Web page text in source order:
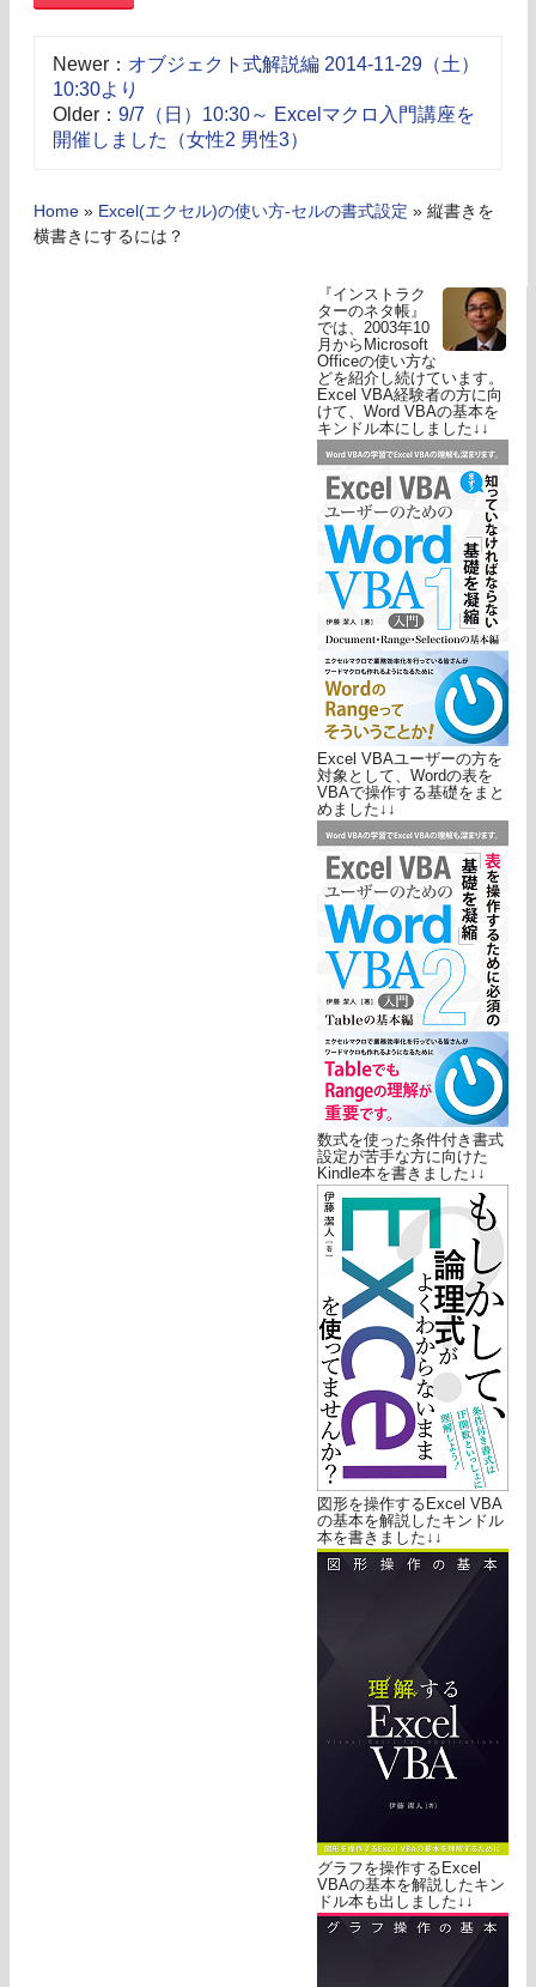
Newer： オブジェクト式解説編 2014-11-29（土）
10:30より
Older： 9/7（日）10:30～ Excelマクロ入門講座を
開催しました（女性2 男性3）
Home » Excel(エクセル)の使い方-セルの書式設定 » 縦書きを
横書きにするには？
『インストラク
ターのネタ帳』
では、2003年10
月からMicrosoft
Officeの使い方な
どを紹介し続けています。
Excel VBA経験者の方に向
けて、Word VBAの基本を
キンドル本にしました↓↓
Excel VBAユーザーの方を
対象として、Wordの表を
VBAで操作する基礎をまと
めました↓↓
数式を使った条件付き書式
設定が苦手な方に向けた
Kindle本を書きました↓↓
図形を操作するExcel VBA
の基本を解説したキンドル
本を書きました↓↓
グラフを操作するExcel
VBAの基本を解説したキン
ドル本も出しました↓↓